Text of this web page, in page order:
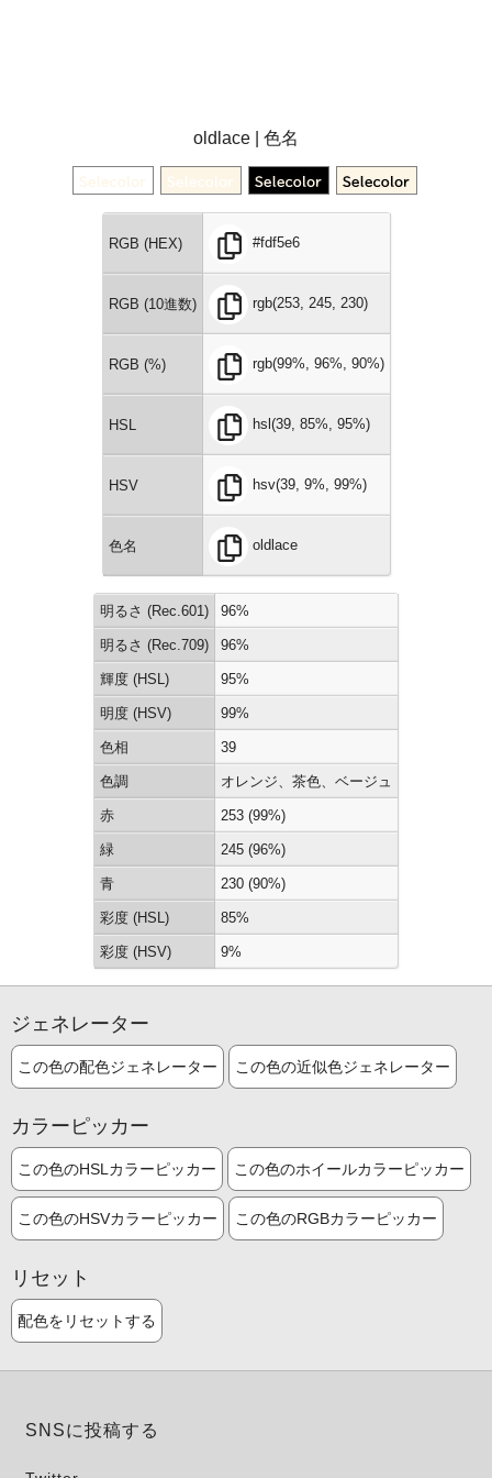
oldlace | 色名
RGB (HEX) #fdf5e6
RGB (10進数) rgb(253, 245, 230)
RGB (%) rgb(99%, 96%, 90%)
HSL hsl(39, 85%, 95%)
HSV hsv(39, 9%, 99%)
色名 oldlace
明るさ (Rec.601) 96%
明るさ (Rec.709) 96%
輝度 (HSL) 95%
明度 (HSV) 99%
色相 39
色調 オレンジ、茶色、ベージュ
赤 253 (99%)
緑 245 (96%)
青 230 (90%)
彩度 (HSL) 85%
彩度 (HSV) 9%
ジェネレーター
この色の配色ジェネレーター この色の近似色ジェネレーター
カラーピッカー
この色のHSLカラーピッカー この色のホイールカラーピッカー
この色のHSVカラーピッカー この色のRGBカラーピッカー
リセット
配色をリセットする
SNSに投稿する